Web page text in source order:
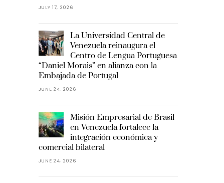
JULY 17, 2026
La Universidad Central de
Venezuela reinaugura el
Centro de Lengua Portuguesa
“Daniel Morais” en alianza con la
Embajada de Portugal
JUNE 24, 2026
Misión Empresarial de Brasil
en Venezuela fortalece la
integración económica y
comercial bilateral
JUNE 24, 2026